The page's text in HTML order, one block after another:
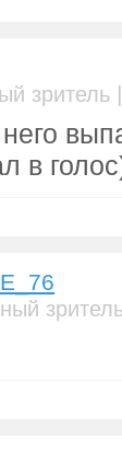
зритель |
в